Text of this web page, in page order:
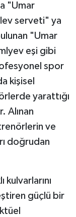
"Umar
serveti" ya
"Umar
eşi gibi
spor
kişisel
yarattığı
Alınan
ve
doğrudan
güçlü bir